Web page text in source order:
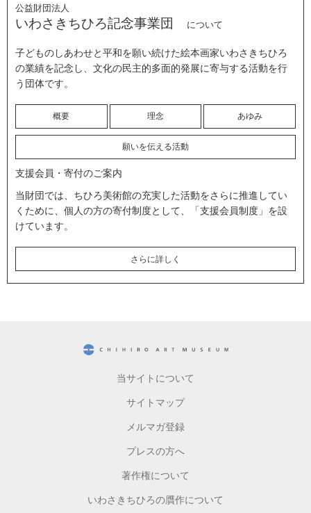
公益財団法人
いわさきちひろ記念事業団 について
子どものしあわせと平和を願い続けた絵本画家いわさきちひろ
の業績を記念し、文化の民主的多面的発展に寄与する活動を行
う団体です。
概要 理念 あゆみ
願いを伝える活動
支援会員・寄付のご案内
当財団では、ちひろ美術館の充実した活動をさらに推進してい
くために、個人の方の寄付制度として、「支援会員制度」を設
けています。
さらに詳しく
当サイトについて
サイトマップ
メルマガ登録
プレスの方へ
著作権について
いわさきちひろの贋作について